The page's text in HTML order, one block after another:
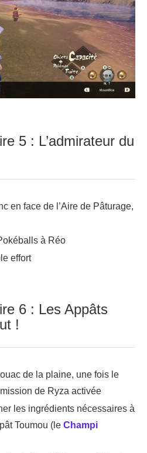
5 : L’admirateur du
en face de l’Aire de Pâturage,
à Réo
effort
6 : Les Appâts
!
de la plaine, une fois le
de Ryza activée
les ingrédients nécessaires à
Toumou (le Champi